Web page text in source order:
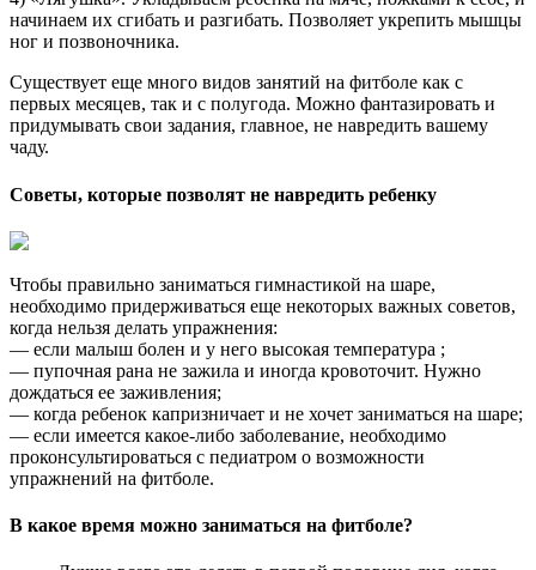
начинаем их сгибать и разгибать. Позволяет укрепить мышцы
ног и позвоночника.
Существует еще много видов занятий на фитболе как с
первых месяцев, так и с полугода. Можно фантазировать и
придумывать свои задания, главное, не навредить вашему
чаду.
Советы, которые позволят не навредить ребенку
Чтобы правильно заниматься гимнастикой на шаре,
необходимо придерживаться еще некоторых важных советов,
когда нельзя делать упражнения:
— если малыш болен и у него высокая температура ;
— пупочная рана не зажила и иногда кровоточит. Нужно
дождаться ее заживления;
— когда ребенок капризничает и не хочет заниматься на шаре;
— если имеется какое-либо заболевание, необходимо
проконсультироваться с педиатром о возможности
упражнений на фитболе.
В какое время можно заниматься на фитболе?